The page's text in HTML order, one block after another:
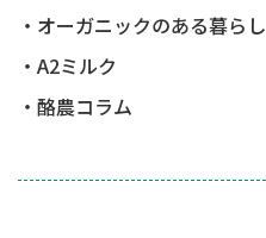
オーガニックのある暮らし
A2ミルク
酪農コラム